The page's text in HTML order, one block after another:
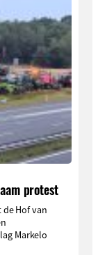
protest
Hof van
Markelo